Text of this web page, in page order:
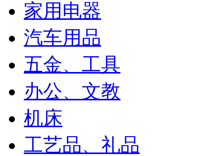
家用电器
汽车用品
五金、工具
办公、文教
机床
工艺品、礼品